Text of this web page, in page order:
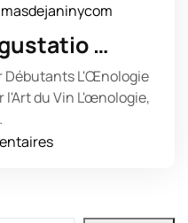
masdejaninycom
…
L'Œnologie
du Vin L'œnologie,